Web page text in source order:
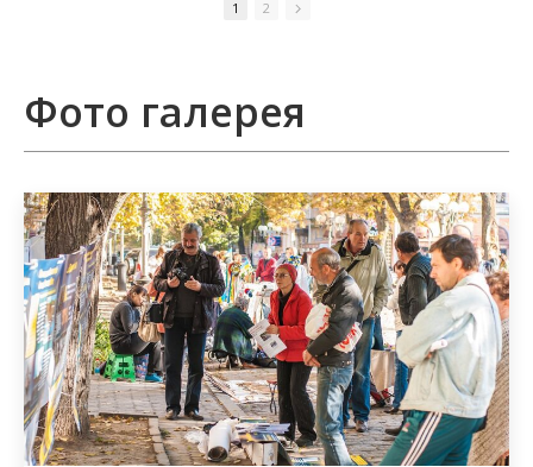
У виступі розглянуто ключове питання:
1 2
Фото галерея